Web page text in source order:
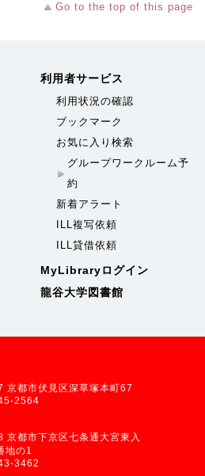
Go to the top of this page
利用者サービス
利用状況の確認
ブックマーク
お気に入り検索
グループワークルーム予
約
新着アラート
ILL複写依頼
ILL貸借依頼
MyLibraryログイン
龍谷大学図書館
京都市伏見区深草塚本町67
2564
都市下京区七条通大宮東入
地の1
3462